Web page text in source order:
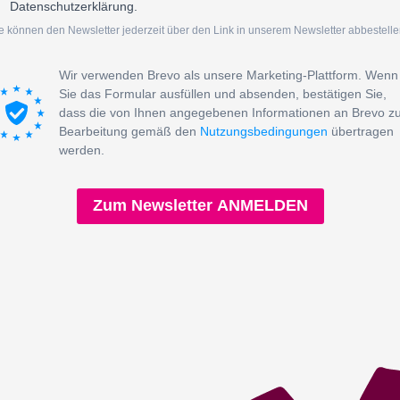
Datenschutzerklärung.
können den Newsletter jederzeit über den Link in unserem Newsletter
Wir verwenden Brevo als unsere Marketing-Plattform. Wenn
Sie das Formular ausfüllen und absenden, bestätigen Sie,
dass die von Ihnen angegebenen Informationen an Brevo
Bearbeitung gemäß den Nutzungsbedingungen übertragen
werden.
Zum Newsletter ANMELDEN